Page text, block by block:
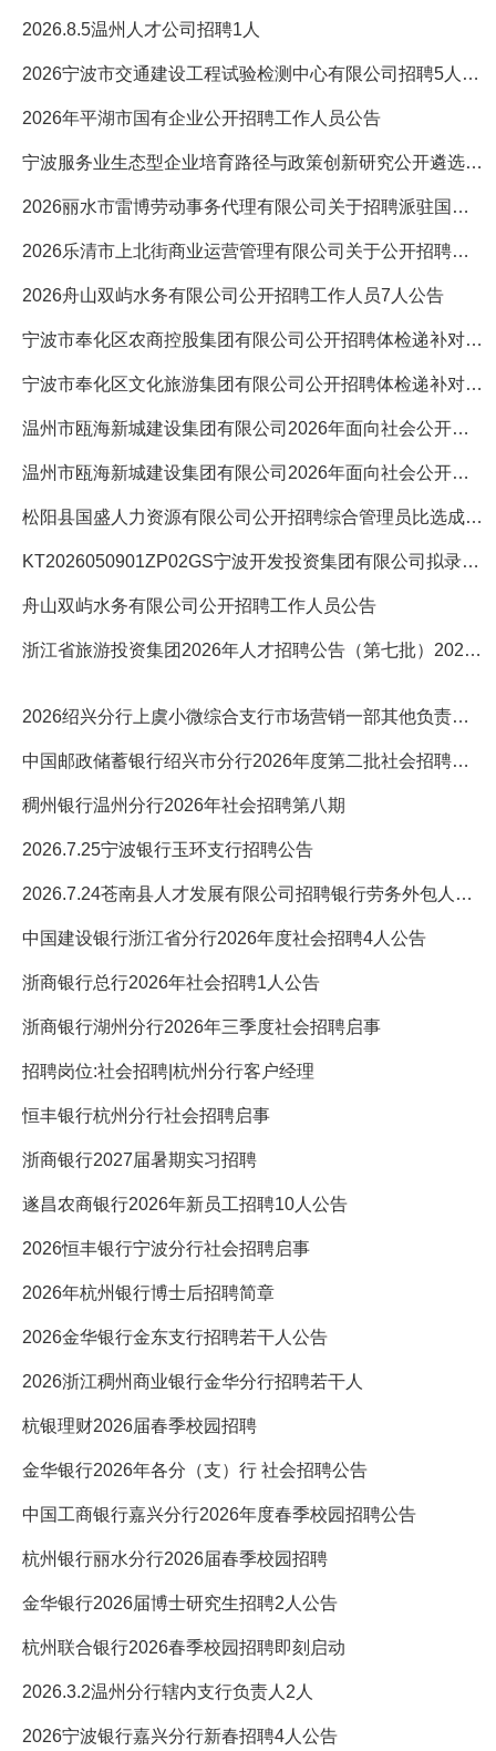
2026.8.5温州人才公司招聘1人
2026宁波市交通建设工程试验检测中心有限公司招聘5人公告
2026年平湖市国有企业公开招聘工作人员公告
宁波服务业生态型企业培育路径与政策创新研究公开遴选公告
2026丽水市雷博劳动事务代理有限公司关于招聘派驻国企消防员若
2026乐清市上北街商业运营管理有限公司关于公开招聘工作人员的
2026舟山双屿水务有限公司公开招聘工作人员7人公告
宁波市奉化区农商控股集团有限公司公开招聘体检递补对象的公告
宁波市奉化区文化旅游集团有限公司公开招聘体检递补对象的公告
温州市瓯海新城建设集团有限公司2026年面向社会公开招聘工作人
温州市瓯海新城建设集团有限公司2026年面向社会公开招聘工作人
松阳县国盛人力资源有限公司公开招聘综合管理员比选成绩及入围
KT2026050901ZP02GS宁波开发投资集团有限公司拟录用人员公示
舟山双屿水务有限公司公开招聘工作人员公告
浙江省旅游投资集团2026年人才招聘公告（第七批）2026-08-04
2026绍兴分行上虞小微综合支行市场营销一部其他负责人1人
中国邮政储蓄银行绍兴市分行2026年度第二批社会招聘公告
稠州银行温州分行2026年社会招聘第八期
2026.7.25宁波银行玉环支行招聘公告
2026.7.24苍南县人才发展有限公司招聘银行劳务外包人员若干人启
中国建设银行浙江省分行2026年度社会招聘4人公告
浙商银行总行2026年社会招聘1人公告
浙商银行湖州分行2026年三季度社会招聘启事
招聘岗位:社会招聘|杭州分行客户经理
恒丰银行杭州分行社会招聘启事
浙商银行2027届暑期实习招聘
遂昌农商银行2026年新员工招聘10人公告
2026恒丰银行宁波分行社会招聘启事
2026年杭州银行博士后招聘简章
2026金华银行金东支行招聘若干人公告
2026浙江稠州商业银行金华分行招聘若干人
杭银理财2026届春季校园招聘
金华银行2026年各分（支）行 社会招聘公告
中国工商银行嘉兴分行2026年度春季校园招聘公告
杭州银行丽水分行2026届春季校园招聘
金华银行2026届博士研究生招聘2人公告
杭州联合银行2026春季校园招聘即刻启动
2026.3.2温州分行辖内支行负责人2人
2026宁波银行嘉兴分行新春招聘4人公告